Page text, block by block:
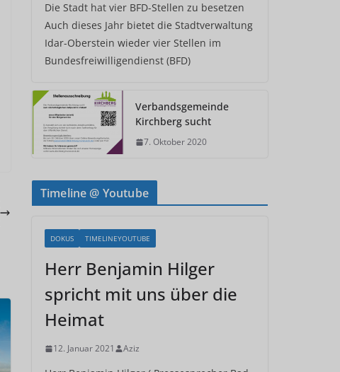
Die Stadt hat vier BFD-Stellen zu besetzen
Auch dieses Jahr bietet die Stadtverwaltung
Idar-Oberstein wieder vier Stellen im
Bundesfreiwilligendienst (BFD)
Verbandsgemeinde
Kirchberg sucht
7. Oktober 2020
Timeline @ Youtube
DOKUS TIMELINEYOUTUBE
Herr Benjamin Hilger
spricht mit uns über die
Heimat
12. Januar 2021 Aziz